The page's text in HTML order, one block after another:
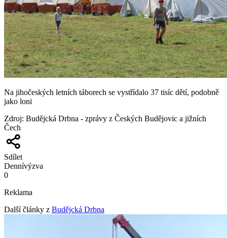
Na jihočeských letních táborech se vystřídalo 37 tisíc dětí, podobně
jako loni
Zdroj: Budějcká Drbna - zprávy z Českých Budějovic a jižních
Čech
Sdílet
Dennívýzva
0
Reklama
Další články z Budějcká Drbna